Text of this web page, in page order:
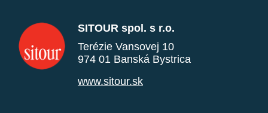
SITOUR spol. s r.o.
Terézie Vansovej 10
974 01 Banská Bystrica
www.sitour.sk